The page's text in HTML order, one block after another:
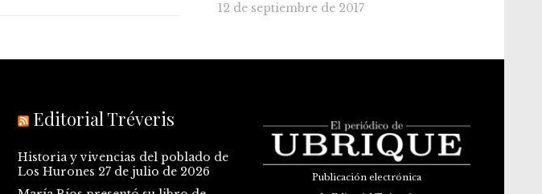
12 de septiembre de 2017
Editorial Tréveris
Historia y vivencias del poblado de
Los Hurones 27 de julio de 2026
Publicación electrónica